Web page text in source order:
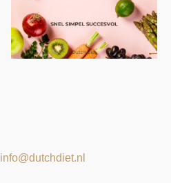
info@dutchdiet.nl